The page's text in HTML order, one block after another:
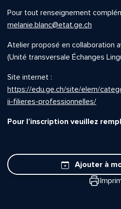
Pour tout renseignement
melanie.blanc@etat.ge.ch
Atelier proposé en collaboration
(Unité transversale Échanges
Site internet :
https://edu.ge.ch/site/elem/
ii-filieres-professionnelles/
Pour l’inscription veuillez
Ajouter à